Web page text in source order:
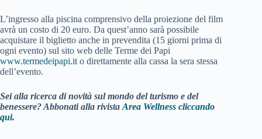
L’ingresso alla piscina comprensivo della proiezione del film
avrà un costo di 20 euro. Da quest’anno sarà possibile
acquistare il biglietto anche in prevendita (15 giorni prima di
ogni evento) sul sito web delle Terme dei Papi
www.termedeipapi.it o direttamente alla cassa la sera stessa
dell’evento.
Sei alla ricerca di novità sul mondo del turismo e del
benessere? Abbonati alla rivista Area Wellness cliccando
qui.